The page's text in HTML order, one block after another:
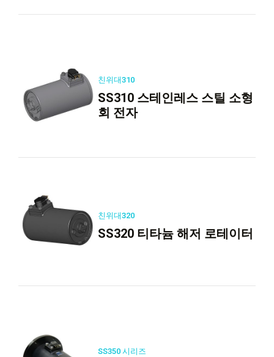
친위대310
SS310 스테인레스 스틸 소형
회 전자
친위대320
SS320 티타늄 해저 로테이터
SS350 시리즈